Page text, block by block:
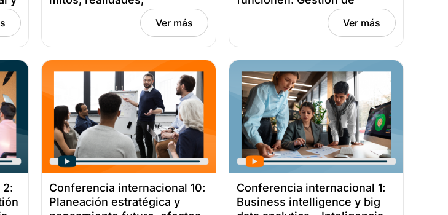
características y atributos –
De la teoría a la prácticaVer más
vínculos estratégicos con
valor – De la teoría a laVer más
2:
Conferencia internacional 10:
Planeación estratégica y
Conferencia internacional 1:
Business intelligence y big